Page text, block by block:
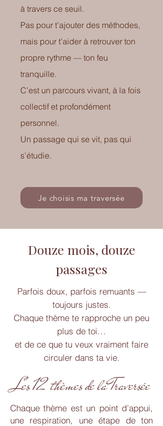
à travers ce seuil.
Pas pour t’ajouter des méthodes,
mais pour t’aider à retrouver ton
propre rythme — ton feu
tranquille.
C’est un parcours vivant, à la fois
collectif et profondément
personnel.
Un passage qui se vit, pas qui
s’étudie.
Je choisis ma traversée
Douze mois, douze
passages
Parfois doux, parfois remuants —
toujours justes.
Chaque thème te rapproche un peu
plus de toi…
et de ce que tu veux vraiment faire
circuler dans ta vie.
Les 12 thèmes de la Traversée
​Chaque thème est un point d’appui,
une respiration, une étape de ton